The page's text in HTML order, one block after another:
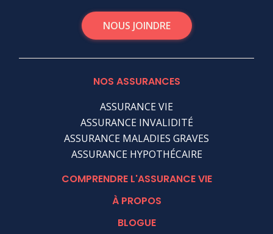
NOUS JOINDRE
NOS ASSURANCES
ASSURANCE VIE
ASSURANCE INVALIDITÉ
ASSURANCE MALADIES GRAVES
ASSURANCE HYPOTHÉCAIRE
COMPRENDRE L'ASSURANCE VIE
À PROPOS
BLOGUE